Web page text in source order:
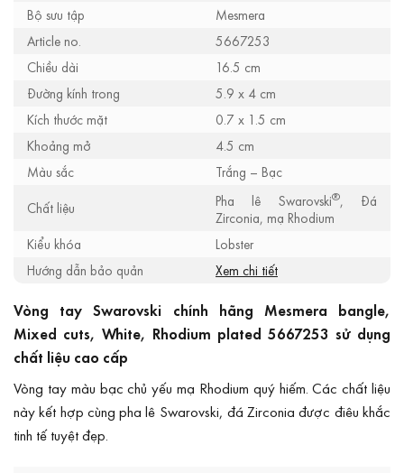
Bộ sưu tập
Mesmera
Article no.
5667253
Chiều dài
16.5 cm
Đường kính trong
5.9 x 4 cm
Kích thước mặt
0.7 x 1.5 cm
Khoảng mở
4.5 cm
Màu sắc
Trắng – Bạc
Chất liệu
Pha lê Swarovski®, Đá
Zirconia, mạ Rhodium
Kiểu khóa
Lobster
Hướng dẫn bảo quản
Xem chi tiết
Vòng tay Swarovski chính hãng Mesmera bangle,
Mixed cuts, White, Rhodium plated 5667253 sử dụng
chất liệu cao cấp
Vòng tay màu bạc chủ yếu mạ Rhodium quý hiếm. Các chất liệu
này kết hợp cùng pha lê Swarovski, đá Zirconia được điêu khắc
tinh tế tuyệt đẹp.